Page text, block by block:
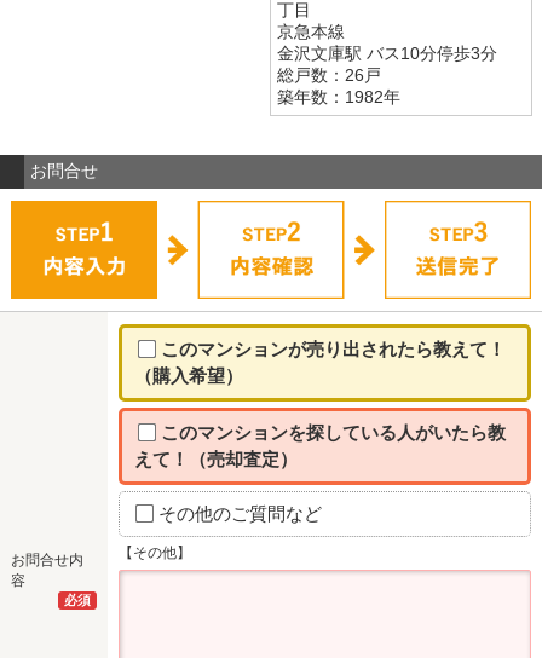
丁目
京急本線
金沢文庫駅 バス10分停歩3分
総戸数：26戸
築年数：1982年
お問合せ
お問合せ内
容
必須
このマンションが売り出されたら教えて！
（購入希望）
このマンションを探している人がいたら教
えて！（売却査定）
その他のご質問など
【その他】